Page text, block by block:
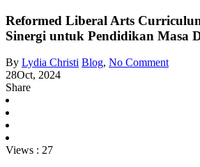
Reformed Liberal Arts
Sinergi untuk Pendidikan Masa
By Lydia Christi Blog, No Comment
28Oct, 2024
Share
Views : 27